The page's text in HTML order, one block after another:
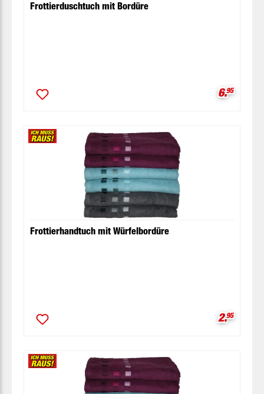
Frottierduschtuch mit Bordüre
6.95
Frottierhandtuch mit Würfelbordüre
2.95